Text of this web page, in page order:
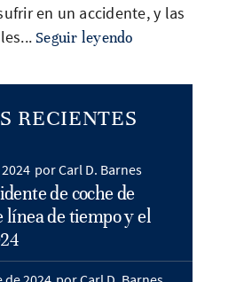
en un accidente, y las
Seguir leyendo
RECIENTES
por Carl D. Barnes
de coche de
línea de tiempo y el